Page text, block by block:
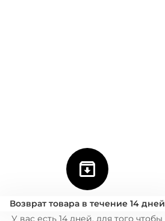
Возврат товара в течение 14 дней
У вас есть 14 дней, для того чтобы